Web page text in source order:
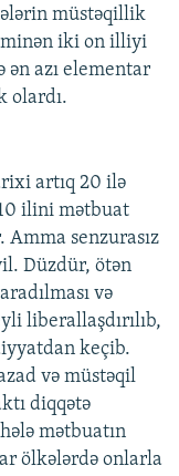
müstəqillik
iki on illiyi
azı elementar
olardı.
artıq 20 ilə
ilini mətbuat
Amma senzurasız
Düzdür, ötən
və
liberallaşdırılıb,
keçib.
və müstəqil
diqqətə
mətbuatın
ölkələrdə onlarla